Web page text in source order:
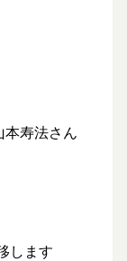
寿法さん
します